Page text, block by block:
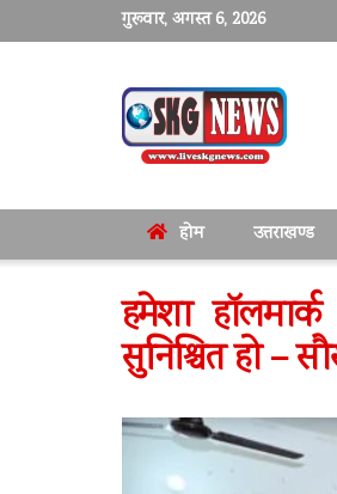
गुरूवार, अगस्त 6, 2026
होम उत्तराखण्ड
हमेशा
सुनिश्चित हो –